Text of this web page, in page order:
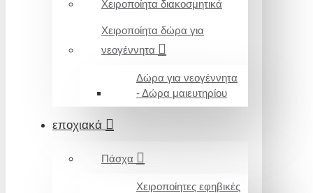
Χειροποίητα διακοσμητικά
Χειροποίητα δώρα για
νεογέννητα
Δώρα για νεογέννητα
- Δώρα μαιευτηρίου
εποχιακά
Πάσχα
Χειροποίητες εφηβικές